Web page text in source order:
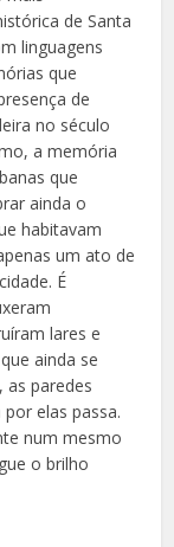
de Santa
linguagens
que
de
no século
a memória
que
ainda o
habitavam
um ato de
É
lares e
ainda se
as paredes
elas passa.
num mesmo
o brilho